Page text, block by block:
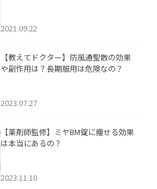
2021.09.22
【教えてドクター】防風通聖散の効果
や副作用は？長期服用は危険なの？
2023.07.27
【薬剤師監修】ミヤBM錠に痩せる効果
は本当にあるの？
2023.11.10